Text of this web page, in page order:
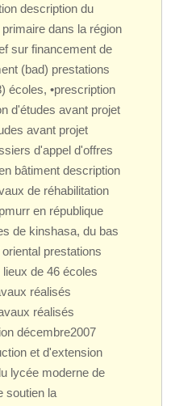
description du
dans la région
sur financement de
(bad) prestations
écoles, •prescription
d'études avant projet
avant projet
d'appel d'offres
bâtiment description
de réhabilitation
en république
de kinshasa, du bas
prestations
de 46 écoles
réalisés
réalisés
décembre2007
et d'extension
lycée moderne de
soutien la